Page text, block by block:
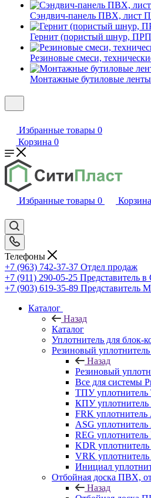
Сэндвич-панель ПВХ, лист
Гернит (пористый шнур,
Резиновые смеси,
Монтажные бутиловые ленты
Избранные товары 0
Корзина 0
Избранные товары 0 Корзина
Телефоны
+7 (963) 742-37-37 Отдел продаж
+7 (911) 290-05-25 Представитель в
+7 (903) 619-35-89 Представитель
Каталог
Назад
Каталог
Уплотнитель для блок-
Резиновый
Назад
Резиновый
Все для системы
ТПУ уплотнитель
КПУ
FRK
ASG уплотнитель
REG уплотнитель
KDR
VRK
Инициал
Отбойная доска ПВХ,
Назад